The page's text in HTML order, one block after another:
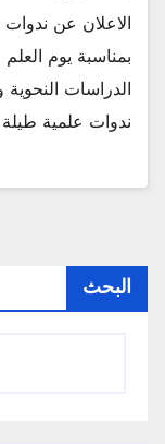
الدراسات النحوية
ندوات علمية طيلة
البحث